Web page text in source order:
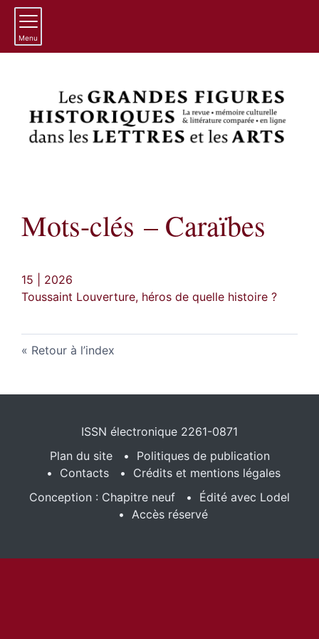
Menu
Mots-clés – Caraïbes
15 | 2026
Toussaint Louverture, héros de quelle histoire ?
Retour à l’index
ISSN électronique 2261-0871
Plan du site
Politiques de publication
Contacts
Crédits et mentions légales
Conception : Chapitre neuf
Édité avec Lodel
Accès réservé